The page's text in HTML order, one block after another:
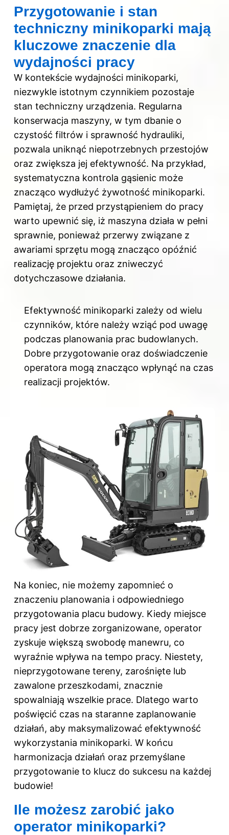
Przygotowanie i stan
techniczny minikoparki mają
kluczowe znaczenie dla
wydajności pracy
W kontekście wydajności minikoparki,
niezwykle istotnym czynnikiem pozostaje
stan techniczny urządzenia. Regularna
konserwacja maszyny, w tym dbanie o
czystość filtrów i sprawność hydrauliki,
pozwala uniknąć niepotrzebnych przestojów
oraz zwiększa jej efektywność. Na przykład,
systematyczna kontrola gąsienic może
znacząco wydłużyć żywotność minikoparki.
Pamiętaj, że przed przystąpieniem do pracy
warto upewnić się, iż maszyna działa w pełni
sprawnie, ponieważ przerwy związane z
awariami sprzętu mogą znacząco opóźnić
realizację projektu oraz zniweczyć
dotychczasowe działania.
Efektywność minikoparki zależy od wielu
czynników, które należy wziąć pod uwagę
podczas planowania prac budowlanych.
Dobre przygotowanie oraz doświadczenie
operatora mogą znacząco wpłynąć na czas
realizacji projektów.
Na koniec, nie możemy zapomnieć o
znaczeniu planowania i odpowiedniego
przygotowania placu budowy. Kiedy miejsce
pracy jest dobrze zorganizowane, operator
zyskuje większą swobodę manewru, co
wyraźnie wpływa na tempo pracy. Niestety,
nieprzygotowane tereny, zarośnięte lub
zawalone przeszkodami, znacznie
spowalniają wszelkie prace. Dlatego warto
poświęcić czas na staranne zaplanowanie
działań, aby maksymalizować efektywność
wykorzystania minikoparki. W końcu
harmonizacja działań oraz przemyślane
przygotowanie to klucz do sukcesu na każdej
budowie!
Ile możesz zarobić jako
operator minikoparki?